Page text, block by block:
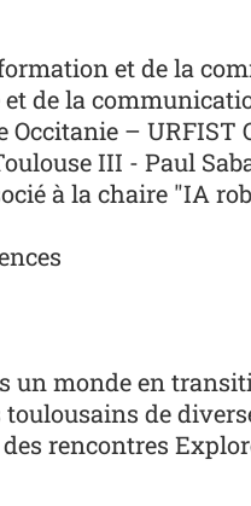
et de la
de la
– URFIST
III - Paul
à la chaire "IA
un monde en
de
rencontres